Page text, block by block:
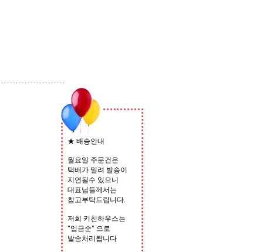
★ 배송안내
월요일 주문건은
택배가 밀려 발송이
지연될수 있으니
대표님들께서는
참고부탁드립니다.
저희 키친하우스는
"입금순" 으로
발송처리됩니다